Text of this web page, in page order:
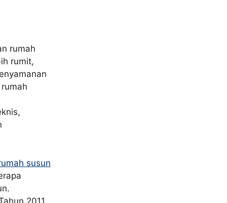
rumah
rumit,
susun
2011